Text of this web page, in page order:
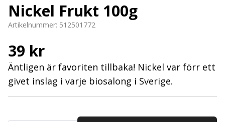
Nickel Frukt 100g
Artikelnummer: 512501772
39 kr
Äntligen är favoriten tillbaka! Nickel var förr ett
givet inslag i varje biosalong i Sverige.